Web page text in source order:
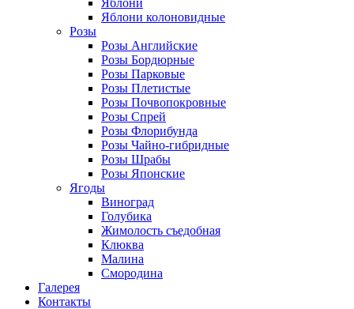
Яблони колоновидные
Розы
Розы Английские
Розы Бордюрные
Розы Парковые
Розы Плетистые
Розы Почвопокровные
Розы Спрей
Розы Флорибунда
Розы Чайно-гибридные
Розы Шрабы
Розы Японские
Ягоды
Виноград
Голубика
Жимолость съедобная
Клюква
Малина
Смородина
Галерея
Контакты